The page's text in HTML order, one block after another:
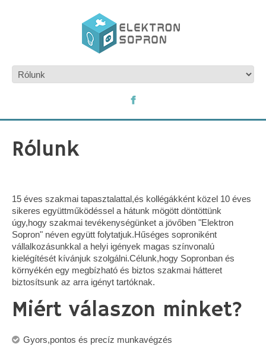
Rólunk
15 éves szakmai tapasztalattal,és kollégákként közel 10 éves
sikeres együttműködéssel a hátunk mögött döntöttünk
úgy,hogy szakmai tevékenységünket a jövőben "Elektron
Sopron" néven együtt folytatjuk.Hűséges soproniként
vállalkozásunkkal a helyi igények magas színvonalú
kielégítését kívánjuk szolgálni.Célunk,hogy Sopronban és
környékén egy megbízható és biztos szakmai hátteret
biztosítsunk az arra igényt tartóknak.
Miért válaszon minket?
Gyors,pontos és precíz munkavégzés